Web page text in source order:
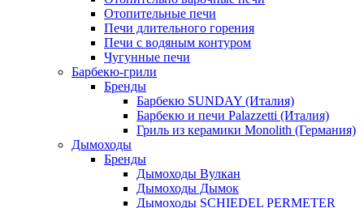
Отопительные печи
Печи длительного горения
Печи с водяным контуром
Чугунные печи
Барбекю-грили
Бренды
Барбекю SUNDAY (Италия)
Барбекю и печи Palazzetti (Италия)
Гриль из керамики Monolith (Германия)
Дымоходы
Бренды
Дымоходы Вулкан
Дымоходы Дымок
Дымоходы SCHIEDEL PERMETER